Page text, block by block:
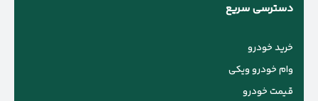
دسترسی سریع
خرید خودرو
وام خودرو ویکی
قیمت خودرو